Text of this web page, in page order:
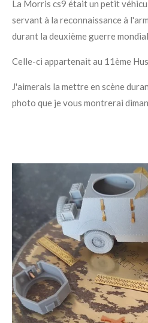
La Morris cs9 était un petit
servant à la reconnaissance à
durant la deuxième guerre
Celle-ci appartenait au 11ème
J'aimerais la mettre en scène
photo que je vous montrerai